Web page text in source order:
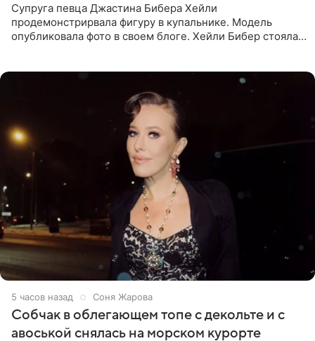
Супруга певца Джастина Бибера Хейли
продемонстрирвала фигуру в купальнике. Модель
опубликовала фото в своем блоге. Хейли Бибер стояла
5 часов назад Соня Жарова
Собчак в облегающем топе с декольте и с
авоськой снялась на морском курорте